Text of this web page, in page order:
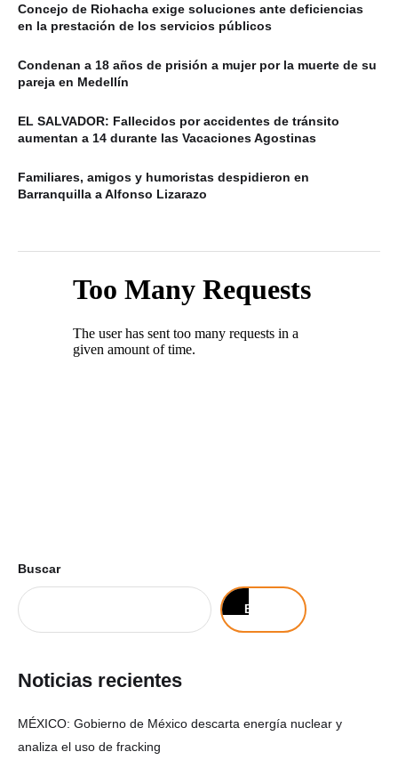
Concejo de Riohacha exige soluciones ante deficiencias
en la prestación de los servicios públicos
Condenan a 18 años de prisión a mujer por la muerte de su
pareja en Medellín
EL SALVADOR: Fallecidos por accidentes de tránsito
aumentan a 14 durante las Vacaciones Agostinas
Familiares, amigos y humoristas despidieron en
Barranquilla a Alfonso Lizarazo
Buscar
Buscar
Noticias recientes
MÉXICO: Gobierno de México descarta energía nuclear y
analiza el uso de fracking